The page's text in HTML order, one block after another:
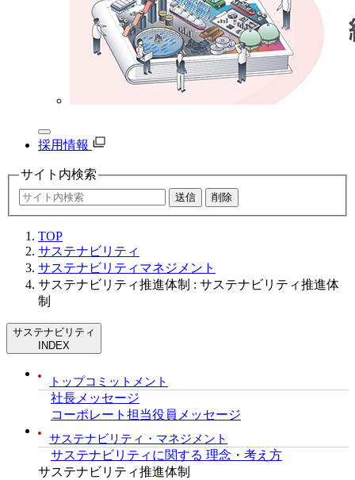
採用情報
サイト内検索
TOP
サステナビリティ
サステナビリティマネジメント
サステナビリティ推進体制 : サステナビリティ推進体
制
サステナビリティ
INDEX
トップコミットメント
社長メッセージ
コーポレート担当役員メッセージ
サステナビリティ・マネジメント
サステナビリティに関する 理念・考え方
サステナビリティ推進体制